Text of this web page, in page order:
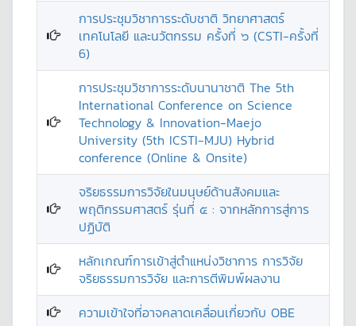
การประชุมวิชาการระดับชาติ วิทยาศาสตร์
เทคโนโลยี และนวัตกรรม ครั้งที่ ๖ (CSTI-ครั้งที่
6)
การประชุมวิชาการระดับนานาชาติ The 5th
International Conference on Science
Technology & Innovation-Maejo
University (5th ICSTI-MJU) Hybrid
conference (Online & Onsite)
จริยธรรมการวิจัยในมนุษย์ด้านสังคมและ
พฤติกรรมศาสตร์ รุ่นที่ ๕ : จากหลักการสู่การ
ปฏิบัติ
หลักเกณฑ์การเข้าสู่ตำแหน่งวิชาการ การวิจัย
จริยธรรมการวิจัย และการตีพิมพ์ผลงาน
ความเข้าใจที่อาจคลาดเคลื่อนเกี่ยวกับ OBE